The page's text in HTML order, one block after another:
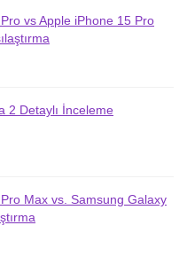
vs Apple iPhone 15 Pro
2 Detaylı İnceleme
Max vs. Samsung Galaxy